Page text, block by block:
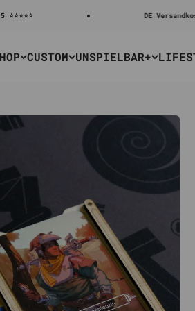
DE Versandkostenfrei
CUSTOM UNSPIELBAR+